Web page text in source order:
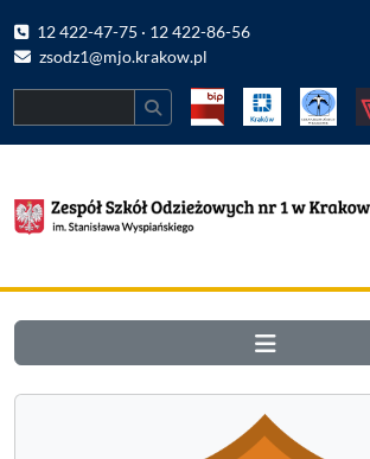
12 422-47-75 · 12 422-86-56
zsodz1@mjo.krakow.pl